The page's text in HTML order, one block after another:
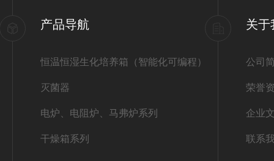
产品导航
恒温恒湿生化培养箱（智能化可编程）
灭菌器
电炉、电阻炉、马弗炉系列
干燥箱系列
关于
公司
荣誉
企业
联系